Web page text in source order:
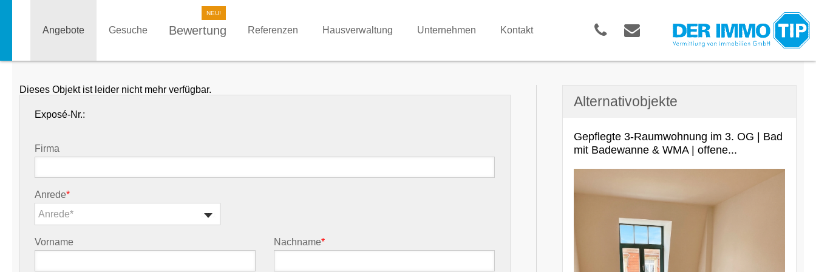
Angebote Gesuche Bewertung Referenzen Hausverwaltung Unternehmen Kontakt
Dieses Objekt ist leider nicht mehr verfügbar.
Exposé-Nr.:
Firma
Anrede*
Anrede*
Vorname Nachname*
Alternativobjekte
Gepflegte 3-Raumwohnung im 3. OG | Bad
mit Badewanne & WMA | offene...